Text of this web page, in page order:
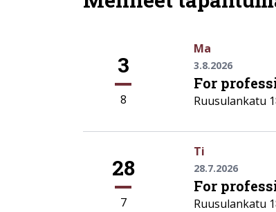
3
8
Ma
3.8.2026
For
Ruusulankatu
28
7
Ti
28.7.2026
For
Ruusulankatu